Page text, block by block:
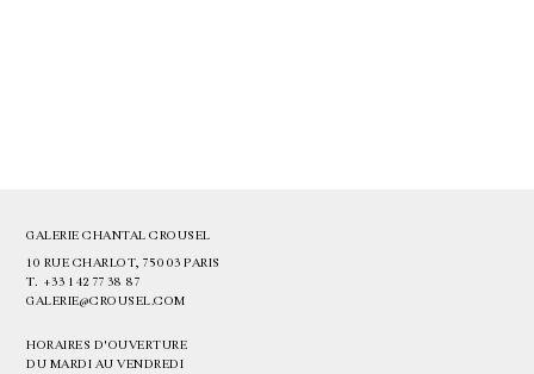
GALERIE CHANTAL CROUSEL
10 RUE CHARLOT, 75003 PARIS
T. +33 1 42 77 38 87
GALERIE@CROUSEL.COM
HORAIRES D'OUVERTURE
DU MARDI AU VENDREDI